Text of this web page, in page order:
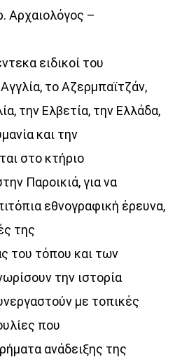
Αρχαιολόγος –
ειδικοί του
το Αζερμπαϊτζάν,
την Ελβετία, την Ελλάδα,
και την
στο κτήριο
Παροικιά, για να
εθνογραφική έρευνα,
της
του τόπου και των
την ιστορία
με τοπικές
που
ανάδειξης της